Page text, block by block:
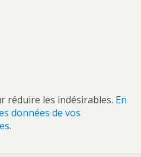
réduire les indésirables. En
données de vos
.